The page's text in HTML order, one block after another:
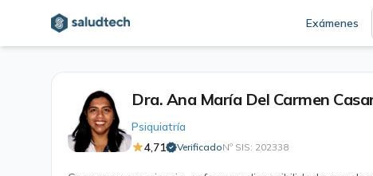
Exámenes
Dra. Ana María Del Carmen
Psiquiatría
4,71
VerificadoNº SIS: 202338·